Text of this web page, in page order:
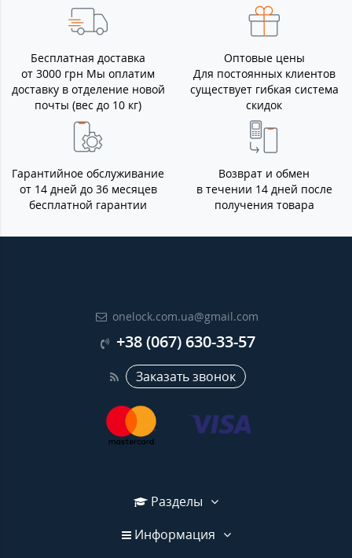
Бесплатная доставка
от 3000 грн Мы оплатим
доставку в отделение новой
почты (вес до 10 кг)
Оптовые цены
Для постоянных клиентов
существует гибкая система
скидок
Гарантийное обслуживание
от 14 дней до 36 месяцев
бесплатной гарантии
Возврат и обмен
в течении 14 дней после
получения товара
onelock.com.ua@gmail.com
+38 (067) 630-33-57
Заказать звонок
Разделы
Информация